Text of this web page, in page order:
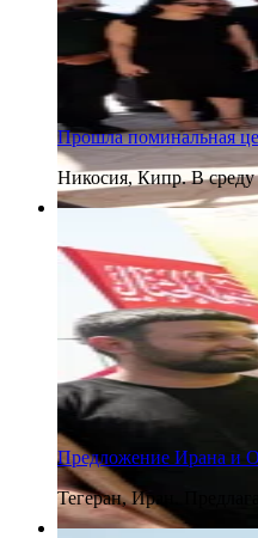
Прошла поминальная
Никосия, Кипр. В среду
Предложение Ирана и
Тегеран, Иран.